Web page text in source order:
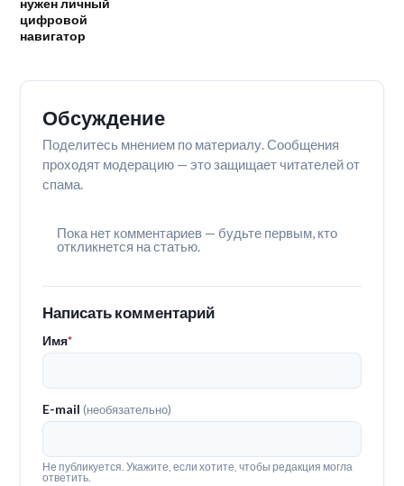
цифровой
навигатор
Обсуждение
Поделитесь мнением по материалу. Сообщения
проходят модерацию — это защищает читателей от
спама.
Пока нет комментариев — будьте первым, кто
откликнется на статью.
Написать комментарий
Имя*
E-mail(необязательно)
Не публикуется. Укажите, если хотите, чтобы редакция могла
ответить.